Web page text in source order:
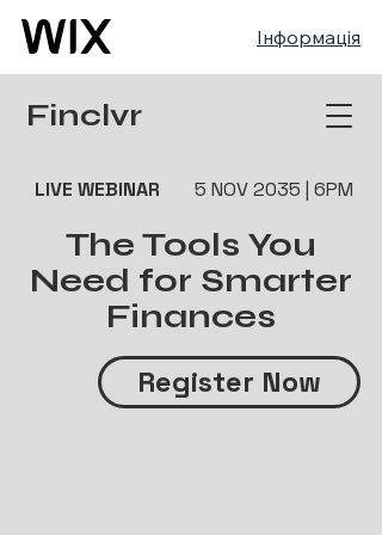
Інформація